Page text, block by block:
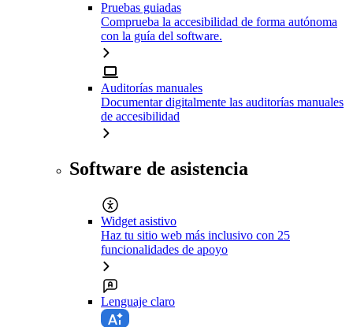
Pruebas guiadas
Comprueba la accesibilidad de forma autónoma
con la guía del software.
Auditorías manuales
Documentar digitalmente las auditorías manuales
de accesibilidad
Software de asistencia
Widget asistivo
Haz tu sitio web más inclusivo con 25
funcionalidades de apoyo
Lenguaje claro